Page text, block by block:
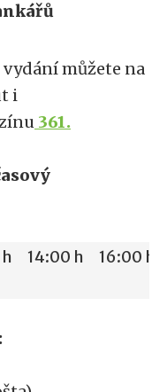
můžete na
i
361.
14:00 h 16:00 h